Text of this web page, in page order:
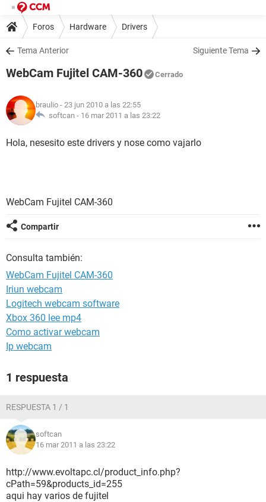
Foros Hardware Drivers
Tema Anterior Siguiente Tema
WebCam Fujitel CAM-360 Cerrado
braulio - 23 jun 2010 a las 22:55
softcan - 16 mar 2011 a las 23:22
Hola, nesesito este drivers y nose como vajarlo
WebCam Fujitel CAM-360
Compartir
Consulta también:
WebCam Fujitel CAM-360
Iriun webcam
Logitech webcam software
Xbox 360 lee mp4
Como activar webcam
Ip webcam
1 respuesta
RESPUESTA 1 / 1
softcan
16 mar 2011 a las 23:22
http://www.evoltapc.cl/product_info.php?
cPath=59&products_id=255
aqui hay varios de fujitel